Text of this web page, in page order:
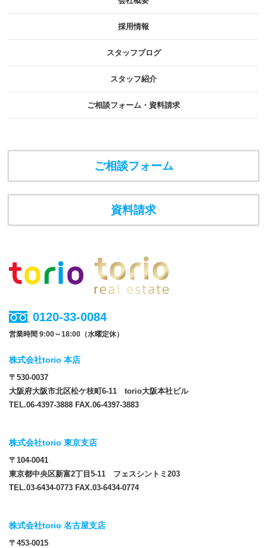
採⽤情報
スタッフブログ
スタッフ紹介
ご相談フォーム・資料請求
ご相談フォーム
資料請求
0120-33-0084
営業時間 9:00～18:00（水曜定休）
株式会社torio 本店
〒530-0037
大阪府大阪市北区松ケ枝町6-11 torio大阪本社ビル
TEL.06-4397-3888 FAX.06-4397-3883
株式会社torio 東京支店
〒104-0041
東京都中央区新富2丁目5-11 フェスシントミ203
TEL.03-6434-0773 FAX.03-6434-0774
株式会社torio 名古屋支店
〒453-0015